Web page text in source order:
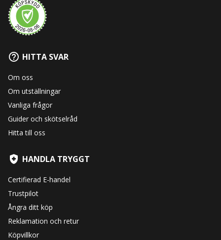
HITTA SVAR
Om oss
Om utställningar
Vanliga frågor
Guider och skötselråd
Hitta till oss
HANDLA TRYGGT
Certifierad E-handel
Trustpilot
Ångra ditt köp
Reklamation och retur
Köpvillkor